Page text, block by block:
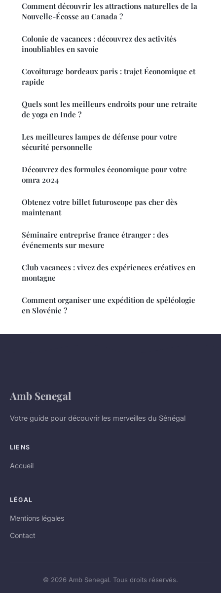
Comment découvrir les attractions naturelles de la
Nouvelle-Écosse au Canada ?
Colonie de vacances : découvrez des activités
inoubliables en savoie
Covoiturage bordeaux paris : trajet Économique et
rapide
Quels sont les meilleurs endroits pour une retraite
de yoga en Inde ?
Les meilleures lampes de défense pour votre
sécurité personnelle
Découvrez des formules économique pour votre
omra 2024
Obtenez votre billet futuroscope pas cher dès
maintenant
Séminaire entreprise france étranger : des
événements sur mesure
Club vacances : vivez des expériences créatives en
montagne
Comment organiser une expédition de spéléologie
en Slovénie ?
Amb Senegal
Votre guide pour découvrir les merveilles du Sénégal
LIENS
Accueil
LÉGAL
Mentions légales
Contact
© 2026 Amb Senegal. Tous droits réservés.